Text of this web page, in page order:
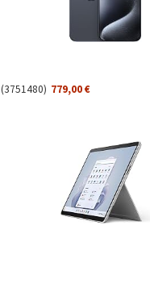
(3751480) 779,00 €